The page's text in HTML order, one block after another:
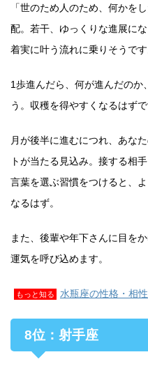
「世のため人のため、何かを
配。若干、ゆっくりな進展に
着実に叶う流れに乗りそうです
1歩進んだら、何が進んだのか
う。収穫を得やすくなるはずで
月が後半に進むにつれ、あな
トが当たる見込み。接する相
言葉を選ぶ習慣をつけると、
なるはず。
また、後輩や年下さんに目を
運気を呼び込めます。
もっと知る 水瓶座の性格・相
8位：射手座